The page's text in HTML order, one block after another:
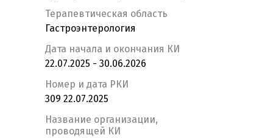
Терапевтическая область
Гастроэнтерология
Дата начала и окончания КИ
22.07.2025 - 30.06.2026
Номер и дата РКИ
309 22.07.2025
Название организации,
проводящей КИ